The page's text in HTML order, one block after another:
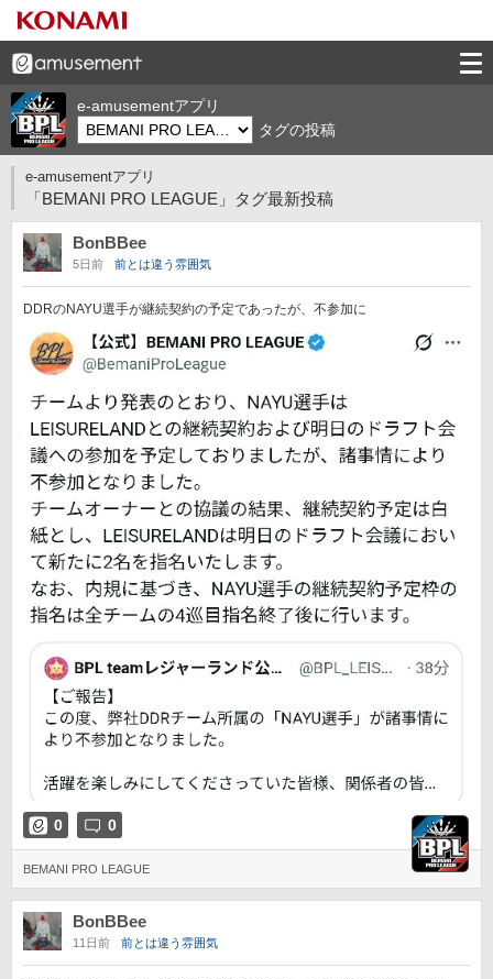
e-amusementアプリ
タグの投稿
e-amusementアプリ
「BEMANI PRO LEAGUE」タグ最新投稿
BonBBee
5日前 前とは違う雰囲気
DDRのNAYU選手が継続契約の予定であったが、不参加に
0 0
BEMANI PRO LEAGUE
BonBBee
11日前 前とは違う雰囲気